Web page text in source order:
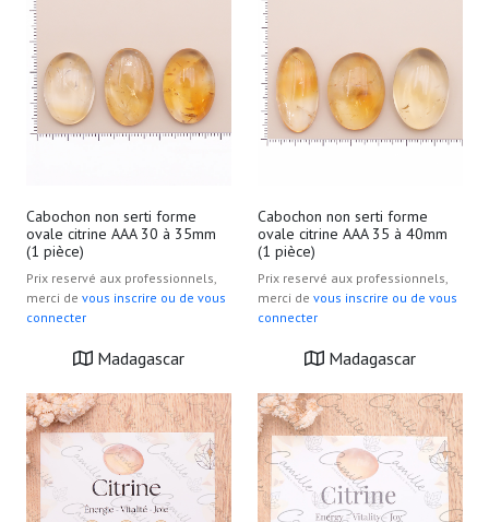
Cabochon non serti forme
ovale citrine AAA 30 à 35mm
(1 pièce)
Prix reservé aux professionnels,
merci de vous inscrire ou de vous
connecter
Madagascar
Cabochon non serti forme
ovale citrine AAA 35 à 40mm
(1 pièce)
Prix reservé aux professionnels,
merci de vous inscrire ou de vous
connecter
Madagascar